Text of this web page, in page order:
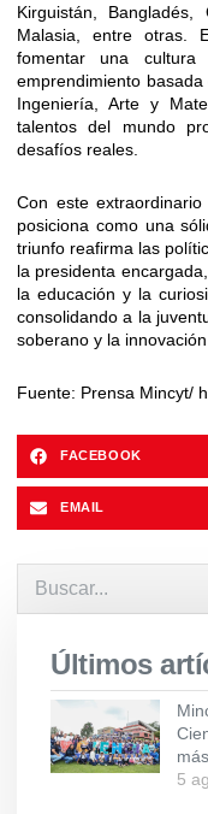
Kirguistán,
Malasia, entre otras.
fomentar una cultura
emprendimiento basada
Ingeniería, Arte y
talentos del mundo
desafíos reales.
Con este
posiciona como una
triunfo reafirma las
la presidenta
la educación y la
consolidando a la
soberano y la
Fuente: Prensa Mincyt/
FACEBOOK
EMAIL
Últimos
5